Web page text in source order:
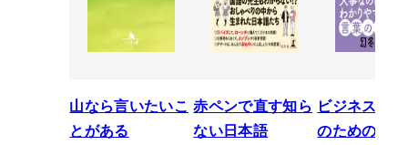
山なら言いたいこ
とがある
赤ペンで直す知ら
ない日本語
ビジネスパ
のための「